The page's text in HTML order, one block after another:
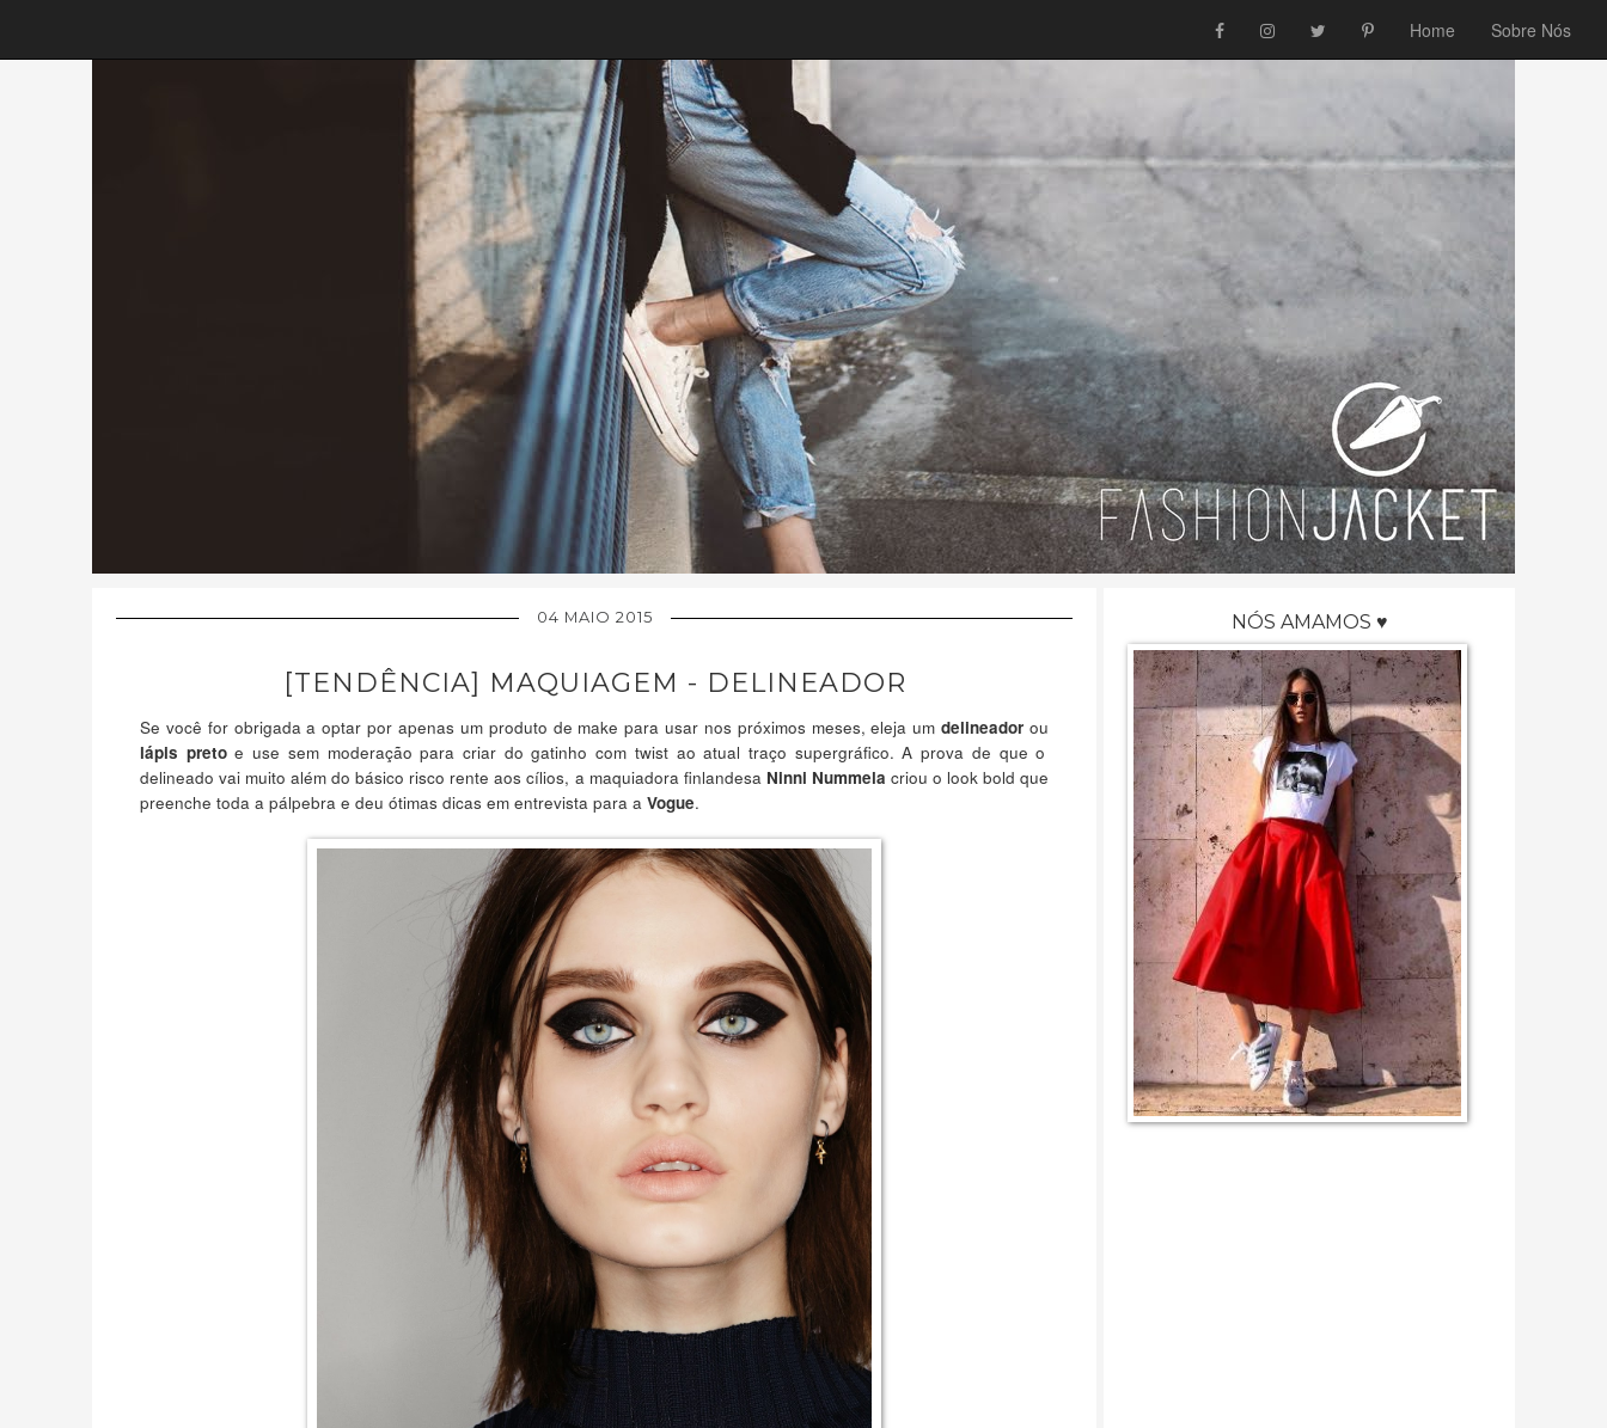
Home Sobre Nós
04 MAIO 2015
[TENDÊNCIA] MAQUIAGEM - DELINEADOR
Se você for obrigada a optar por apenas um produto de make para usar nos próximos meses, eleja umdelineadorou
lápis pretoe use sem moderação para criar do gatinho com twist ao atual traço supergráfico. A prova de que o
delineado vai muito além do básico risco rente aos cílios, a maquiadora finlandesa Ninni Nummela criou o look bold que
preenche toda a pálpebra e deu ótimas dicas em entrevista para a Vogue.
NÓS AMAMOS ♥